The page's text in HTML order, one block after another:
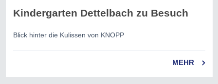
Kindergarten Dettelbach zu Besuch
Blick hinter die Kulissen von KNOPP
MEHR